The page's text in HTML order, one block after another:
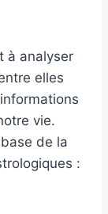
à analyser
elles
vie.
de la
: